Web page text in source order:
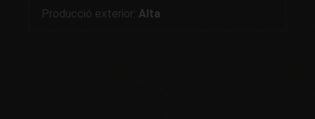
Producció exterior: Alta